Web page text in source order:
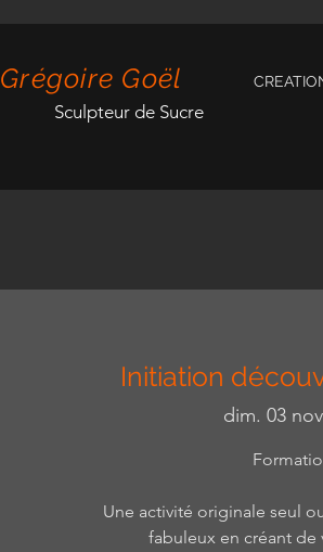
Grégoire Goël
Sculpteur de Sucre
Initiation
dim. 03
Une activité originale seul
fabuleux en créant de